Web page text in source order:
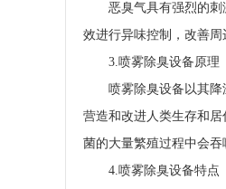
恶臭气具有强烈的刺
效进行异味控制，改善周
3.喷雾除臭设备原理
喷雾除臭设备以其降
营造和改进人类生存和
菌的大量繁殖过程中会
4.喷雾除臭设备特点